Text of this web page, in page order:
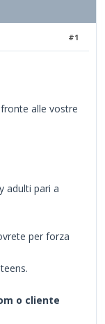
#1
alle vostre
adulti pari a
per forza
o cliente